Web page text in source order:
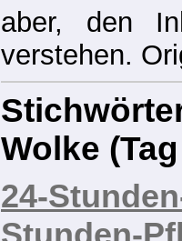
aber, den
verstehen.
Wolke
24-